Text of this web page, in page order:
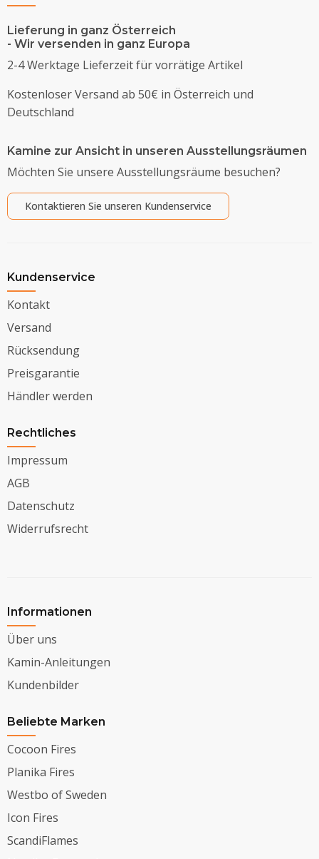
Lieferung in ganz Österreich
- Wir versenden in ganz Europa
2-4 Werktage Lieferzeit für vorrätige Artikel
Kostenloser Versand ab 50€ in Österreich und
Deutschland
Kamine zur Ansicht in unseren Ausstellungsräumen
Möchten Sie unsere Ausstellungsräume besuchen?
Kontaktieren Sie unseren Kundenservice
Kundenservice
Kontakt
Versand
Rücksendung
Preisgarantie
Händler werden
Rechtliches
Impressum
AGB
Datenschutz
Widerrufsrecht
Informationen
Über uns
Kamin-Anleitungen
Kundenbilder
Beliebte Marken
Cocoon Fires
Planika Fires
Westbo of Sweden
Icon Fires
ScandiFlames